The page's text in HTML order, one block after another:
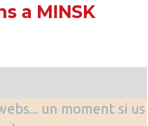
a MINSK
un moment si us